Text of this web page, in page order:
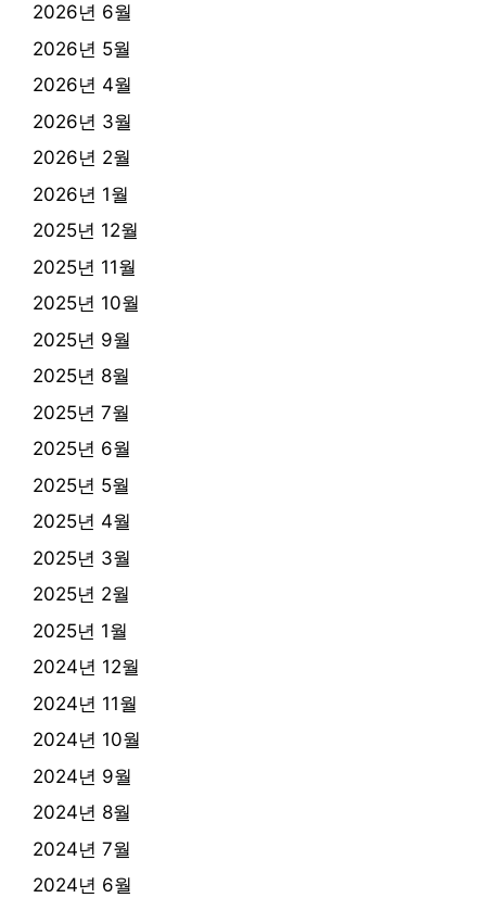
2026년 6월
2026년 5월
2026년 4월
2026년 3월
2026년 2월
2026년 1월
2025년 12월
2025년 11월
2025년 10월
2025년 9월
2025년 8월
2025년 7월
2025년 6월
2025년 5월
2025년 4월
2025년 3월
2025년 2월
2025년 1월
2024년 12월
2024년 11월
2024년 10월
2024년 9월
2024년 8월
2024년 7월
2024년 6월